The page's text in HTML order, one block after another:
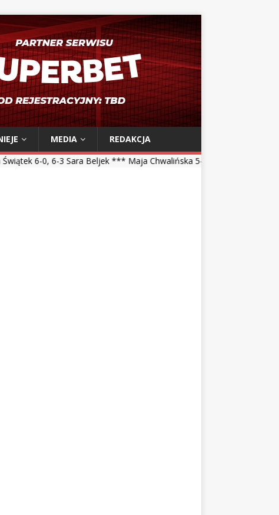
MEDIA
REDAKCJA
Beljek *** Maja Chwalińska 5-7, 1-6 Talia Gibson *** Magdalena